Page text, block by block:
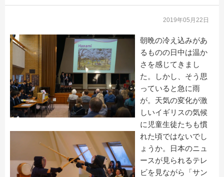
2019年05月22日
朝晩の冷え込みがあ
るものの日中は温か
さを感じてきまし
た。しかし、そう思
っていると急に雨
が。天気の変化が激
しいイギリスの気候
に児童生徒たちも慣
れた頃ではないでし
ょうか。日本のニュ
ースが見られるテレ
ビを見ながら「サン